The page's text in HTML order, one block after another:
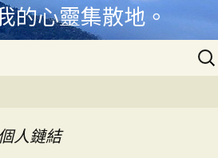
的心靈集散地。
搜
尋
個人鏈結